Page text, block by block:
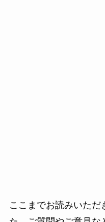
ここまでお読みいただ